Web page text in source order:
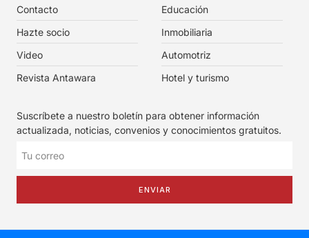
Contacto
Hazte socio
Video
Revista Antawara
Educación
Inmobiliaria
Automotriz
Hotel y turismo
Suscríbete a nuestro boletín para obtener información
actualizada, noticias, convenios y conocimientos gratuitos.
ENVIAR